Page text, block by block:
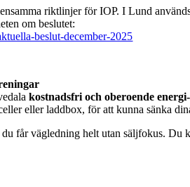
riktlinjer för IOP. I Lund
om beslutet:
beslut-december-2025
kostnadsfri och oberoende
eller laddbox, för att kunna sänka
får vägledning helt utan säljfokus. Du